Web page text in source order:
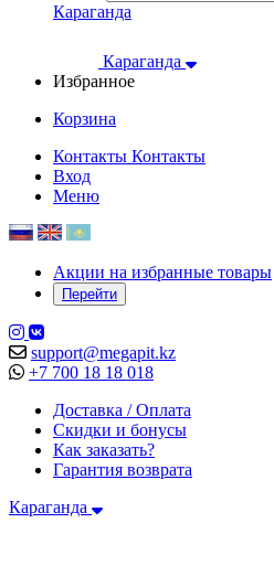
Караганда
Караганда
Избранное
Корзина
Контакты Контакты
Вход
Меню
Акции на избранные товары
Перейти
support@megapit.kz
+7 700 18 18 018
Доставка / Оплата
Скидки и бонусы
Как заказать?
Гарантия возврата
Караганда